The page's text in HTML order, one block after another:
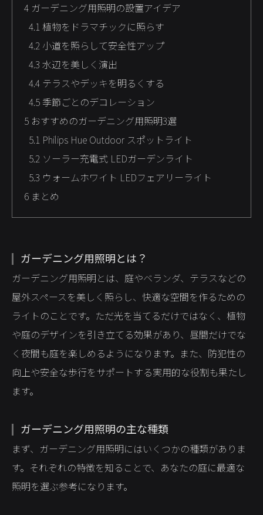
4 ガーデニング用照明の設置アイデア
4.1植物をドラマチックに照らす
4.2 小道を照らして安全性アップ
4.3 水辺を美しく演出
4.4 テラスやデッキを明るくする
4.5 季節ごとのデコレーション
5 おすすめのガーデニング用照明3選
5.1 Philips Hue Outdoor スポットライト
5.2 ソーラー充電式 LEDガーデンライト
5.3 ウォームホワイト LEDフェアリーライト
6 まとめ
ガーデニング用照明とは？
ガーデニング用照明とは、庭やベランダ、テラスなどの
屋外スペースを美しく照らし、快適な空間を作るための
ライトのことです。ただ光を当てるだけではなく、植物
や庭のデザインを引き立てる効果があり、昼間だけでな
く夜間も庭を楽しめるようになります。また、防犯性の
向上や安全な歩行をサポートする実用的な役割も果たし
ます。
ガーデニング用照明の主な種類
まず、ガーデニング用照明にはいくつかの種類がありま
す。それぞれの特徴を知ることで、あなたの庭に最適な
照明を選ぶ参考になります。